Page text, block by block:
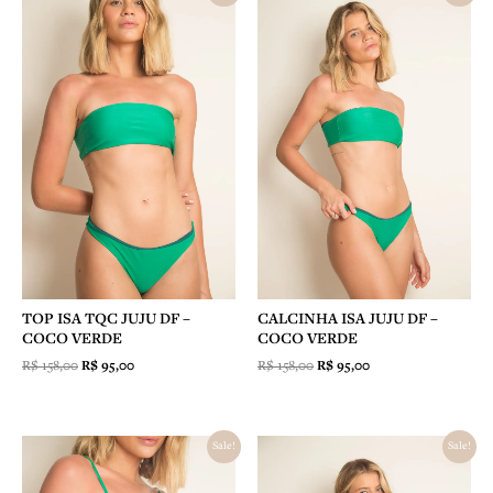
TOP ISA TQC JUJU DF –
COCO VERDE
R$158,00
preço
original
era:
R$ 158,00.
R$ 95,00
preço
atual
é:
R$ 95,00.
CALCINHA ISA JUJU DF –
COCO VERDE
R$158,00
preço
original
era:
R$ 158,00.
R$ 95,00
preço
atual
é:
R$ 95,00.
Sale!
O
preço
original
O
preço
atual
Sale!
preço
original
preço
atual